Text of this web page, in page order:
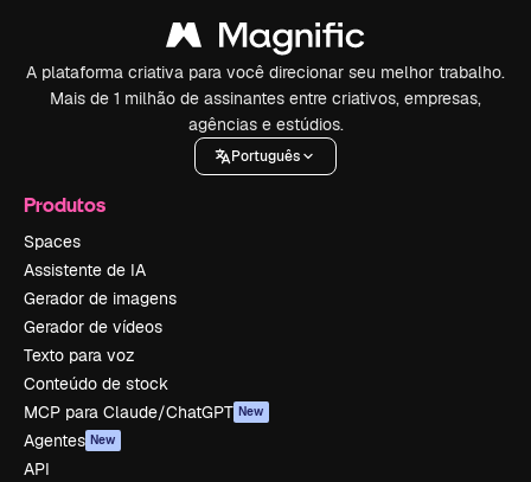
A plataforma criativa para você direcionar seu melhor trabalho.
Mais de 1 milhão de assinantes entre criativos, empresas,
agências e estúdios.
Português
Produtos
Spaces
Assistente de IA
Gerador de imagens
Gerador de vídeos
Texto para voz
Conteúdo de stock
MCP para Claude/ChatGPT New
Agentes New
API